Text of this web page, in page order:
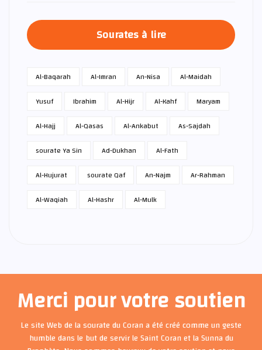
Sourates à lire
Al-Baqarah Al-Imran An-Nisa
Al-Maidah
Yusuf
Ibrahim Al-Hijr Al-Kahf
Maryam
Al-Hajj
Al-Qasas Al-Ankabut
As-Sajdah
sourate Ya Sin
Ad-Dukhan
Al-Fath
Al-Hujurat
sourate Qaf An-Najm
Ar-Rahman
Al-Waqiah
Al-Hashr Al-Mulk
Merci pour votre soutien
Le site Web de la sourate du Coran a été créé comme un geste
humble dans le but de servir le Saint Coran et la Sunna du